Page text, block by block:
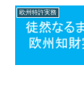
欧州特許実務